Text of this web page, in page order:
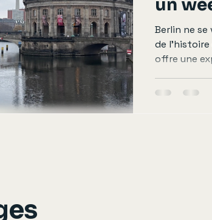
un
Berlin ne
de
offre une
vibrante. Si